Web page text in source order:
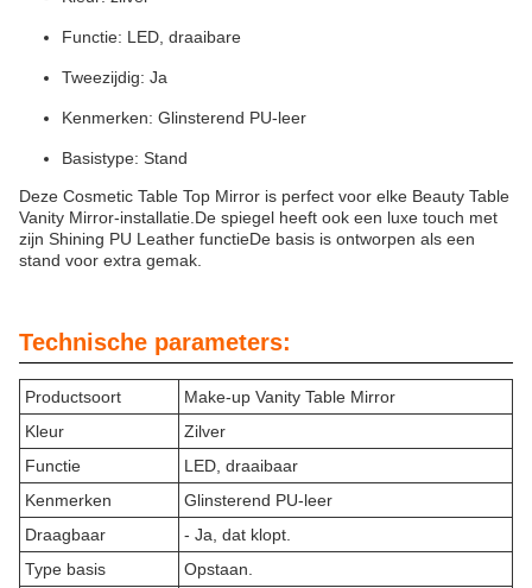
Functie: LED, draaibare
Tweezijdig: Ja
Kenmerken: Glinsterend PU-leer
Basistype: Stand
Deze Cosmetic Table Top Mirror is perfect voor elke Beauty Table
Vanity Mirror-installatie.De spiegel heeft ook een luxe touch met
zijn Shining PU Leather functieDe basis is ontworpen als een
stand voor extra gemak.
Technische parameters:
Productsoort
Make-up Vanity Table Mirror
Kleur
Zilver
Functie
LED, draaibaar
Kenmerken
Glinsterend PU-leer
Draagbaar
- Ja, dat klopt.
Type basis
Opstaan.